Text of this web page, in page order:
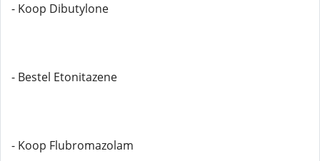
- Koop Dibutylone
- Bestel Etonitazene
- Koop Flubromazolam